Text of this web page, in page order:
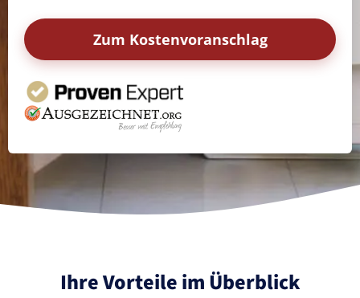
Zum Kostenvoranschlag
Ihre Vorteile im Überblick